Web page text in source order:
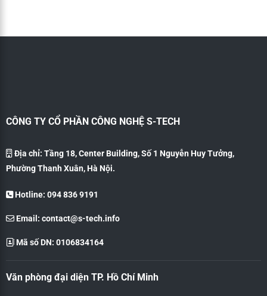
CÔNG TY CỔ PHẦN CÔNG NGHỆ S-TECH
Địa chỉ: Tầng 18, Center Building, Số 1 Nguyễn Huy Tưởng,
Phường Thanh Xuân, Hà Nội.
Hotline: 094 836 9191
Email: contact@s-tech.info
Mã số DN: 0106834164
Văn phòng đại diện TP. Hồ Chí Minh